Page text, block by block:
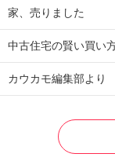
家、売りました
中古住宅の賢い買い
カウカモ編集部より